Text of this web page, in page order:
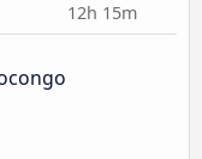
12h 15m